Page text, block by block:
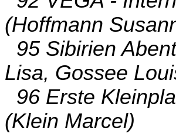
(Hoffmann
95 Sibirien
Lisa, Gossee
96 Erste
(Klein Marcel)